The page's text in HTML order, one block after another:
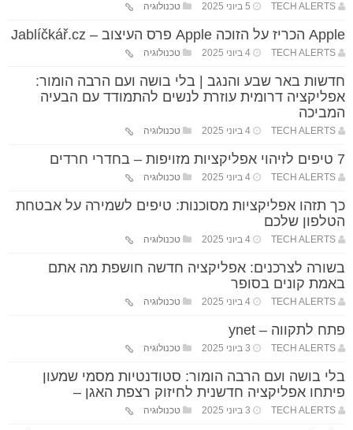
TECH ALERTS 5 ביוני 2025 טכנולוגיה
Apple הכריז על הזוכה Apple פרס העיצוב – Jablíčkář.cz
TECH ALERTS 4 ביוני 2025 טכנולוגיה
חדשות באר שבע והנגב | בלי בושה ועם הרבה הומור:
אפליקציה דרומית עוזרת לנשים להתמודד עם הבעיה
המביכה
TECH ALERTS 4 ביוני 2025 טכנולוגיה
7 טיפים לזיהוי אפליקציות מזויפות – בחדרי חרדים
TECH ALERTS 4 ביוני 2025 טכנולוגיה
כך תזהו אפליקציות מסוכנות: טיפים לשמירה על אבטחת
הטלפון שלכם
TECH ALERTS 4 ביוני 2025 טכנולוגיה
בשורה לצרכנים: אפליקציה חדשה חושפת מה אתם
באמת קונים בסופר
TECH ALERTS 4 ביוני 2025 טכנולוגיה
פתח לתקווה – ynet
TECH ALERTS 3 ביוני 2025 טכנולוגיה
בלי בושה ועם הרבה הומור: סטודנטיות מסמי שמעון
פיתחו אפליקציה חדשנית לחיזוק רצפת האגן –
TECH ALERTS 3 ביוני 2025 טכנולוגיה